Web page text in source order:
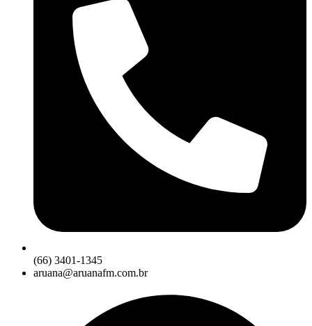
(66) 3401-1345
aruana@aruanafm.com.br